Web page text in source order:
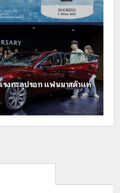
งทะลุปรอท แฟนมาสด้าแห่